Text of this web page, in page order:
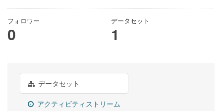
フォロワー
0
データセット
1
データセット
アクティビティストリーム